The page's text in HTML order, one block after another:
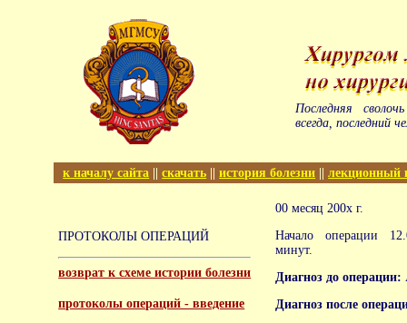
Последняя
всегда, последний
к началу сайта ||скачать ||история болезни ||лекционный
ПРОТОКОЛЫ ОПЕРАЦИЙ
возврат к схеме истории болезни
протоколы операций - введение
00 месяц 200х г.
Начало операции
минут.
Диагноз до операции:
Диагноз после